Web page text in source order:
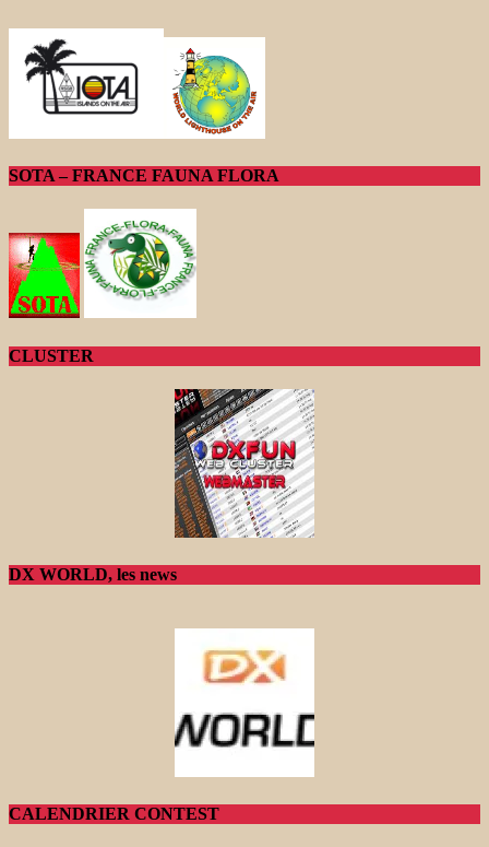
SOTA – FRANCE FAUNA FLORA
CLUSTER
DX WORLD, les news
CALENDRIER CONTEST